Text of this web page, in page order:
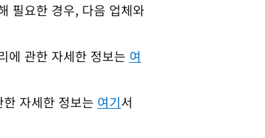
필요한 경우, 다음 업체와
에 관한 자세한 정보는 여
자세한 정보는 여기서